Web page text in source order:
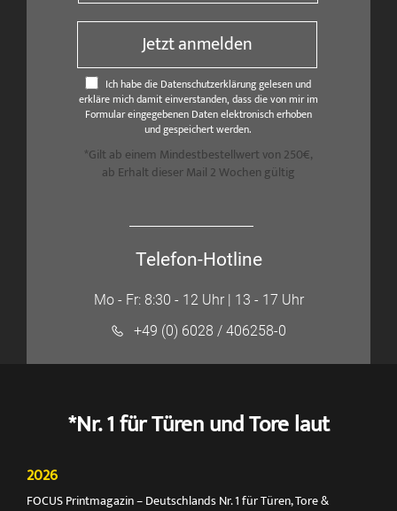
Jetzt anmelden
Ich habe die Datenschutzerklärung gelesen und
erkläre mich damit einverstanden, dass die von mir im
Formular eingegebenen Daten elektronisch erhoben
und gespeichert werden.
*Gilt ab einem Mindestbestellwert von 250€,
ab Erhalt dieser Mail 2 Wochen gültig
Telefon-Hotline
Mo - Fr: 8:30 - 12 Uhr | 13 - 17 Uhr
+49 (0) 6028 / 406258-0
*Nr. 1 für Türen und Tore laut
2026
FOCUS Printmagazin – Deutschlands Nr. 1 für Türen, Tore &